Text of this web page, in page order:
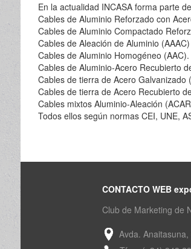
En la actualidad INCASA forma parte
Cables de Aluminio Reforzado con
Cables de Aluminio Compactado
Cables de Aleación de Aluminio
Cables de Aluminio Homogéneo (AAC).
Cables de Aluminio-Acero Recubierto
Cables de tierra de Acero Galvanizado
Cables de tierra de Acero Recubierto
Cables mixtos Aluminio-Aleación
Todos ellos según normas CEI, UNE,
CONTACTO WEB
Club de Marketing de
Avda.